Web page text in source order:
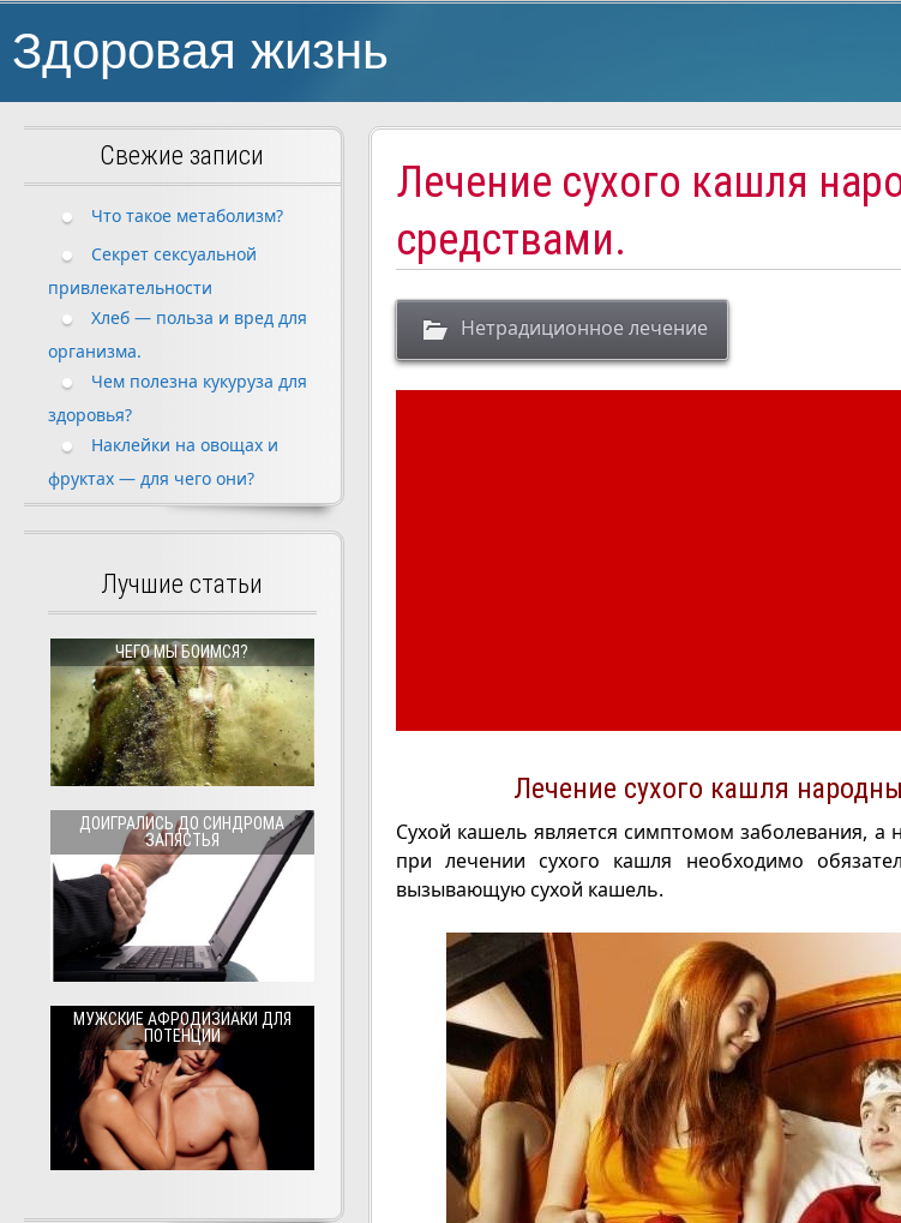
Здоровая жизнь
Лечение сухого кашля
средствами.
Нетрадиционное лечение
Лечение сухого кашля
Сухой кашель является симптомом заболевания,
при лечении сухого кашля необходимо
вызывающую сухой кашель.
Свежие записи
Что такое метаболизм?
Секрет сексуальной
привлекательности
Хлеб — польза и вред для
организма.
Чем полезна кукуруза для
здоровья?
Наклейки на овощах и
фруктах — для чего они?
Лучшие статьи
ЧЕГО МЫ БОИМСЯ?
ДОИГРАЛИСЬ ДО СИНДРОМА
ЗАПЯСТЬЯ
МУЖСКИЕ АФРОДИЗИАКИ ДЛЯ
ПОТЕНЦИИ